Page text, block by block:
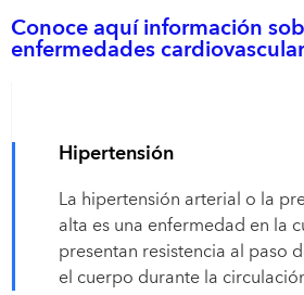
Conoce aquí información
enfermedades
Hipertensión
La hipertensión arterial o la
alta es una enfermedad en la
presentan resistencia al paso
el cuerpo durante la